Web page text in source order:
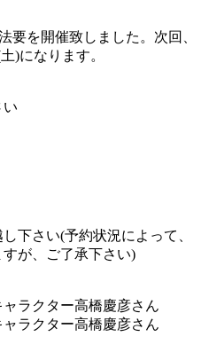
要を開催致しました。次回、
)になります。
い
下さい(予約状況によって、
が、ご了承下さい)